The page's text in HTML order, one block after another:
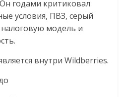
годами критиковал
условия, ПВЗ, серый
модель и
внутри Wildberries.